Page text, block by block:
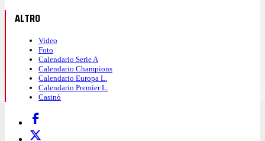
ALTRO
Video
Foto
Calendario Serie A
Calendario Champions
Calendario Europa L.
Calendario Premier L.
Casinò